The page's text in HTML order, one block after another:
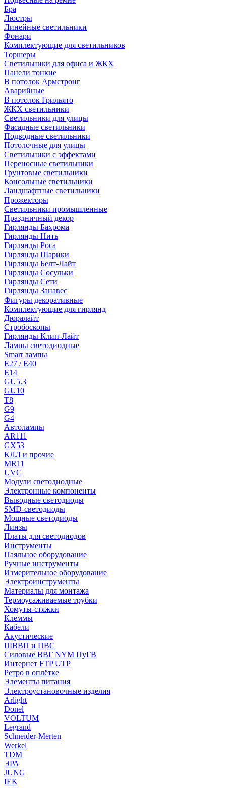
Бра
Люстры
Линейные светильники
Фонари
Комплектующие для светильников
Торшеры
Светильники для офиса и ЖКХ
Панели тонкие
В потолок Армстронг
Аварийные
В потолок Грильято
ЖКХ светильники
Светильники для улицы
Фасадные светильники
Подводные светильники
Потолочные для улицы
Светильники с эффектами
Переносные светильники
Грунтовые светильники
Консольные светильники
Ландшафтные светильники
Прожекторы
Светильники промышленные
Праздничный декор
Гирлянды Бахрома
Гирлянды Нить
Гирлянды Роса
Гирлянды Шарики
Гирлянды Белт-Лайт
Гирлянды Сосульки
Гирлянды Сети
Гирлянды Занавес
Фигуры декоративные
Комплектующие для гирлянд
Дюралайт
Стробоскопы
Гирлянды Клип-Лайт
Лампы светодиодные
Smart лампы
E27 / E40
E14
GU5.3
GU10
T8
G9
G4
Автолампы
AR111
GX53
КЛЛ и прочие
MR11
UVC
Модули светодиодные
Электронные компоненты
Выводные светодиоды
SMD-светодиоды
Мощные светодиоды
Линзы
Платы для светодиодов
Инструменты
Паяльное оборудование
Ручные инструменты
Измерительное оборудование
Электроинструменты
Материалы для монтажа
Термоусаживаемые трубки
Хомуты-стяжки
Клеммы
Кабели
Акустические
ШВВП и ПВС
Силовые ВВГ NYM ПуГВ
Интернет FTP UTP
Ретро в оплётке
Элементы питания
Электроустановочные изделия
Arlight
Donel
VOLTUM
Legrand
Schneider-Merten
Werkel
TDM
ЭРА
JUNG
IEK